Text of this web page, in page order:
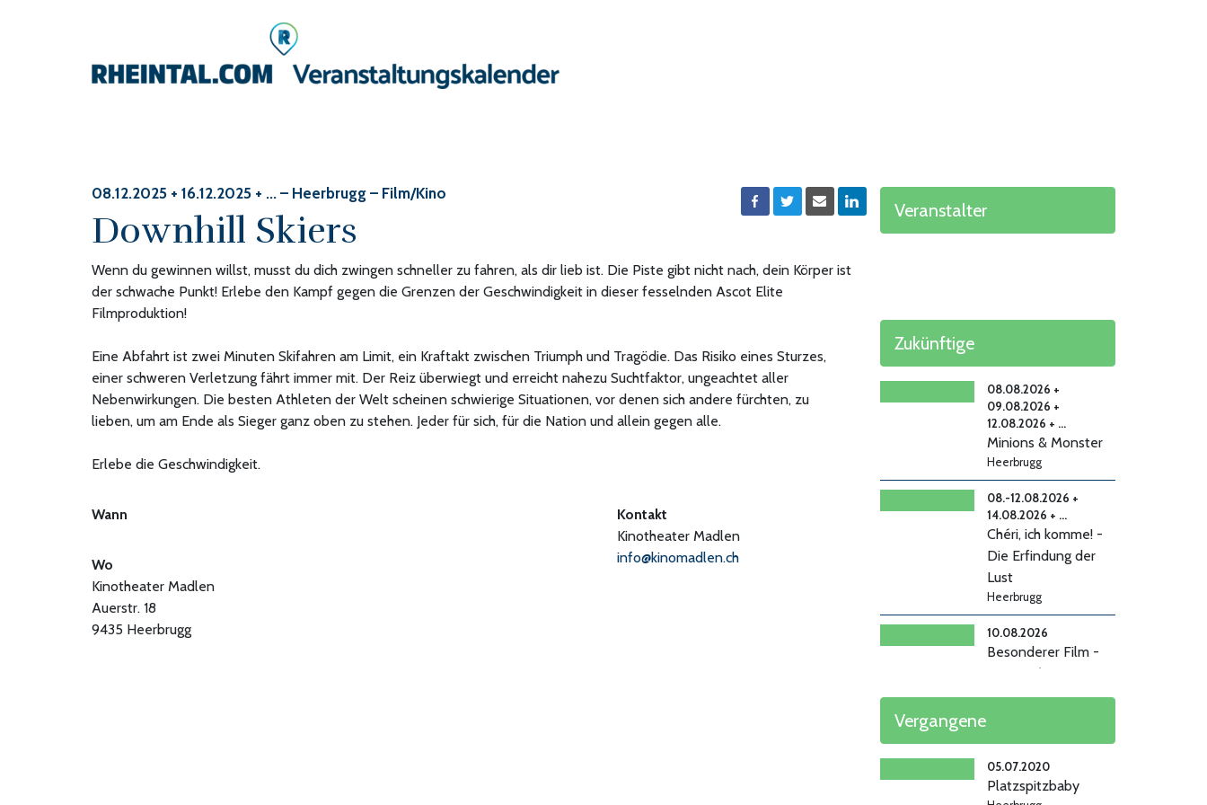
08.12.2025 + 16.12.2025 + ... – Heerbrugg – Film/Kino
Downhill Skiers
Wenn du gewinnen willst, musst du dich zwingen schneller zu fahren, als dir lieb ist. Die Piste gibt nicht nach, dein Körper ist
der schwache Punkt! Erlebe den Kampf gegen die Grenzen der Geschwindigkeit in dieser fesselnden Ascot Elite
Filmproduktion!
Eine Abfahrt ist zwei Minuten Skifahren am Limit, ein Kraftakt zwischen Triumph und Tragödie. Das Risiko eines Sturzes,
einer schweren Verletzung fährt immer mit. Der Reiz überwiegt und erreicht nahezu Suchtfaktor, ungeachtet aller
Nebenwirkungen. Die besten Athleten der Welt scheinen schwierige Situationen, vor denen sich andere fürchten, zu
lieben, um am Ende als Sieger ganz oben zu stehen. Jeder für sich, für die Nation und allein gegen alle.
Erlebe die Geschwindigkeit.
Wann
Wo
Kinotheater Madlen
Auerstr. 18
9435 Heerbrugg
Kontakt
Kinotheater Madlen
info@kinomadlen.ch
Veranstalter
Zukünftige
08.08.2026 +
09.08.2026 +
12.08.2026 + ...
Minions & Monster
Heerbrugg
08.-12.08.2026 +
14.08.2026 + ...
Chéri, ich komme! -
Die Erfindung der
Lust
Heerbrugg
10.08.2026
Besonderer Film -
Vie Privée
19.08.2026
Steckerlfischfiasko
Heerbrugg
Vergangene
05.07.2020
Platzspitzbaby